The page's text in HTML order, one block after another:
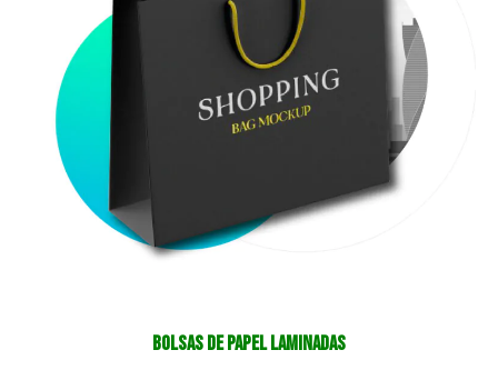
Bolsas de papel Laminadas